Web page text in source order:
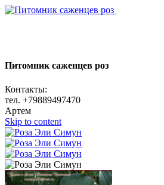
Питомник саженцев роз
Контакты:
тел. +79889497470
Артем
Skip to content